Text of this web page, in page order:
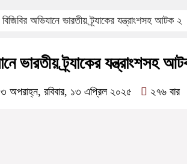
অভিযানে ভারতীয় ট্র্যাকের যন্ত্রাংশসহ আটক ২
ভারতীয় ট্র্যাকের যন্ত্রাংশসহ
রবিবার, ১৩ এপ্রিল ২০২৫ ২৭৬ বার